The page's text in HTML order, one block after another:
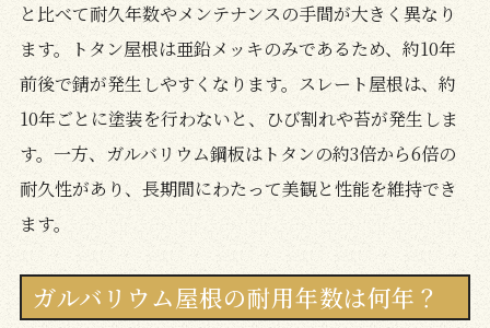
と比べて耐久年数やメンテナンスの手間が大きく異なり
ます。トタン屋根は亜鉛メッキのみであるため、約10年
前後で錆が発生しやすくなります。スレート屋根は、約
10年ごとに塗装を行わないと、ひび割れや苔が発生しま
す。一方、ガルバリウム鋼板はトタンの約3倍から6倍の
耐久性があり、長期間にわたって美観と性能を維持でき
ます。
ガルバリウム屋根の耐用年数は何年？